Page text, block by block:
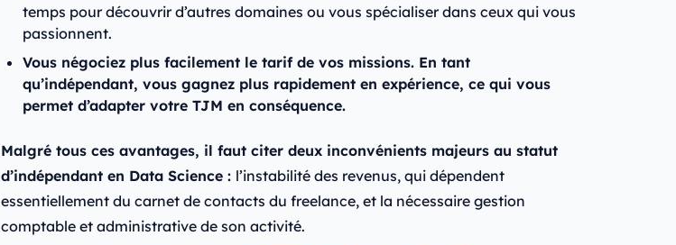
temps pour découvrir d’autres domaines ou vous spécialiser dans ceux qui vous
passionnent.
Vous négociez plus facilement le tarif de vos missions. En tant
qu’indépendant, vous gagnez plus rapidement en expérience, ce qui vous
permet d’adapter votre TJM en conséquence.
Malgré tous ces avantages, il faut citer deux inconvénients majeurs au statut
d’indépendant en Data Science : l’instabilité des revenus, qui dépendent
essentiellement du carnet de contacts du freelance, et la nécessaire gestion
comptable et administrative de son activité.